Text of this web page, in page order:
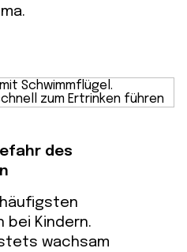
des
bei Kindern.
wachsam